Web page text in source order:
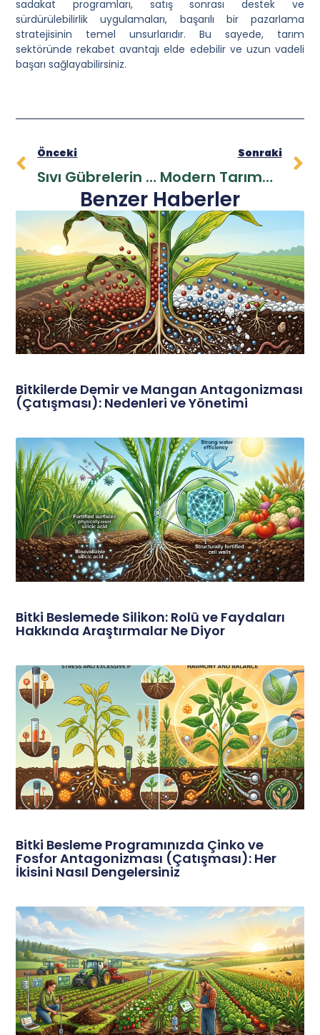
sadakat programları, satış sonrası destek ve
sürdürülebilirlik uygulamaları, başarılı bir pazarlama
stratejisinin temel unsurlarıdır. Bu sayede, tarım
sektöründe rekabet avantajı elde edebilir ve uzun vadeli
başarı sağlayabilirsiniz.
Önceki
Sıvı Gübrelerin Bitki Büyümesine Etkileri
Sonraki
Modern Tarımda Mikro Besin Gübrelerinin Rolü
Benzer Haberler
Bitkilerde Demir ve Mangan Antagonizması
(Çatışması): Nedenleri ve Yönetimi
Bitki Beslemede Silikon: Rolü ve Faydaları
Hakkında Araştırmalar Ne Diyor
Bitki Besleme Programınızda Çinko ve
Fosfor Antagonizması (Çatışması): Her
İkisini Nasıl Dengelersiniz